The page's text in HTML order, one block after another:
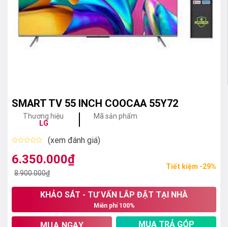
SMART TV 55 INCH COOCAA 55Y72
Thương hiệu
LG
Mã sản phẩm
xếp
hạng
5
(xem đánh giá)
8.900.000₫
Giá
gốc
8.900.000₫.
6.350.000₫
Giá
hiện
Tiết kiệm -29%
KHẢO SÁT - TƯ VẤN LẮP ĐẶT TẠI NHÀ
Miễn phí 100%
MUA NGAY MUA TRẢ GÓP